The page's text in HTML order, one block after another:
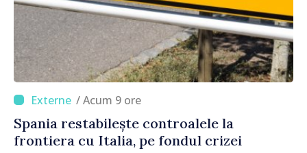
/ Acum 9 ore
Spania restabilește controalele la
frontiera cu Italia, pe fondul crizei